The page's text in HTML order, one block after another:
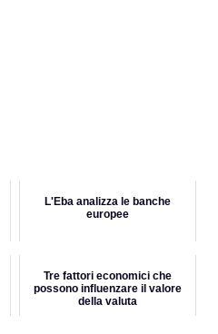
L'Eba analizza le banche
europee
Tre fattori economici che
possono influenzare il valore
della valuta